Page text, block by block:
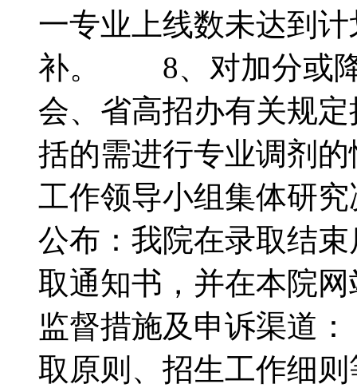
一专业上线数未达到
补。 8、对加分或降
会、省高招办有关规
括的需进行专业调剂
工作领导小组集体研
公布：我院在录取结
取通知书，并在本院
监督措施及申诉渠道
取原则、招生工作细